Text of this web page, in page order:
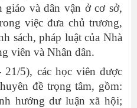
giáo và dân vận ở cơ sở,
việc đưa chủ trương,
sách, pháp luật của Nhà
viên và Nhân dân.
5), các học viên được
đề trọng tâm, gồm:
hướng dư luận xã hội;